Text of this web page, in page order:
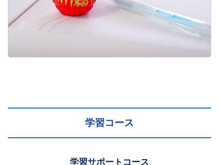
学習コース
学習サポートコース